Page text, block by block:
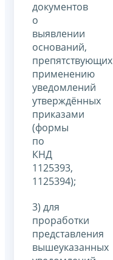
документов
о
выявлении
оснований,
препятствующих
применению
уведомлений
утверждённых
приказами
(формы
по
КНД
1125393,
1125394);
3) для
проработки
представления
вышеуказанных